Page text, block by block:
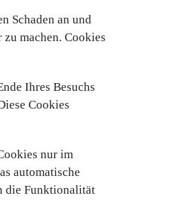
Schaden an und
machen. Cookies
Ihres Besuchs
Cookies
nur im
automatische
die Funktionalität